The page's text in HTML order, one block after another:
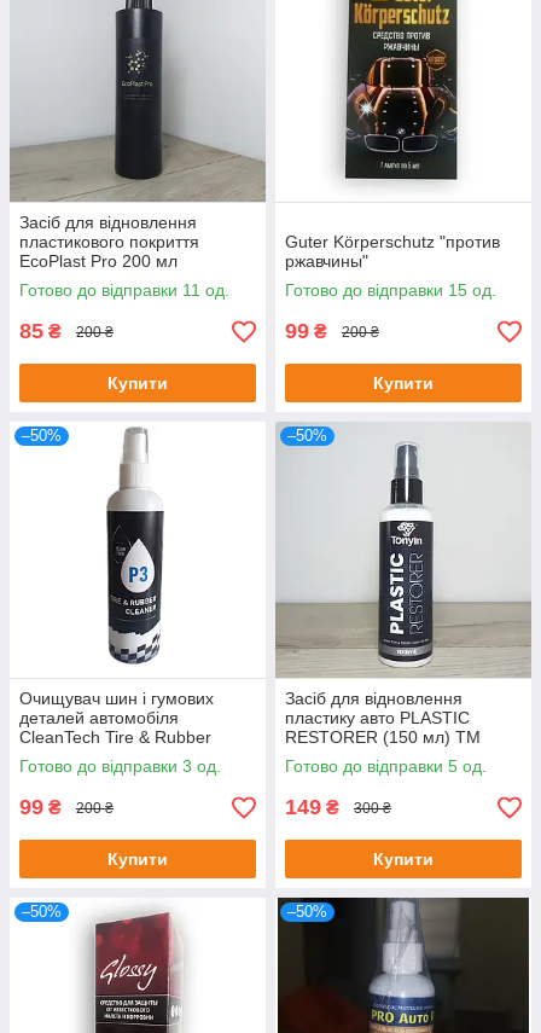
Засіб для відновлення
пластикового покриття
EcoPlast Pro 200 мл
Готово до відправки 11 од.
85 ₴ 200 ₴
Купити
Guter Körperschutz "против
ржавчины"
Готово до відправки 15 од.
99 ₴ 200 ₴
Купити
–50%
Очищувач шин і гумових
деталей автомобіля
CleanTech Tire & Rubber
Cleaner
Готово до відправки 3 од.
99 ₴ 200 ₴
Купити
–50%
Засіб для відновлення
пластику авто PLASTIC
RESTORER (150 мл) ТМ
Tonyin
Готово до відправки 5 од.
149 ₴ 300 ₴
Купити
–50% –50%